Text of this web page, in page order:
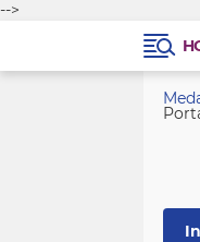
-->